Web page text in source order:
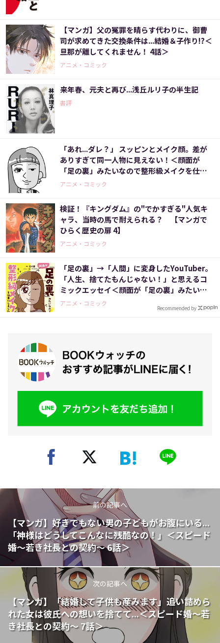
【マンガ】父の冤罪を晴らす代わりに、御曹
司が求めてきた交換条件は...結婚＆子作り!?＜
旦那が離してくれません！ 4話＞
アニメ・コミック
来年春、元夫と再び...浅丘ルリ子の半生記
書評
「あれ...ダレ？」 スッピンとメイク顔。差が
ありすぎて同一人物に見えない！＜顔面が
「足の裏」みたいなので整形級メイクを仕事
にしました（8）＞
アニメ・コミック
検証！『キングダム』の"でかすぎる"人気キ
ャラ、当時の馬で耐えられる？ 【マンガで
ひらく歴史の扉 4】
アニメ・コミック
「足の裏」→「人間」に変身したYouTuber。
「人生、捨てたもんじゃない！」と思えるコ
ミックエッセイ＜顔面が「足の裏」みたいな
ので整形級メイクを仕事にしました＞
アニメ・コミック
Recommended by
前の記事へ
【マンガ】好きでもない男の子どもがお腹にいる...
「神様はどうしてこんなに残酷なの！」＜スピード
婚〜若き社長との契約〜 6話＞
次の記事へ
【マンガ】「結婚して子供も産みます」追い詰めら
れた女は彼氏への想いを捨てて...＜スピード婚〜若
き社長との契約〜 7話＞